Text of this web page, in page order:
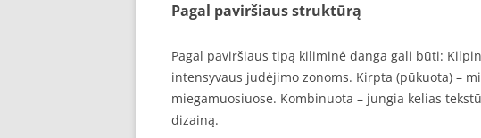
Pagal paviršiaus struktūrą
Pagal paviršiaus tipą kiliminė danga gali būti:
intensyvaus judėjimo zonoms. Kirpta (pūkuota) –
miegamuosiuose. Kombinuota – jungia kelias
dizainą.